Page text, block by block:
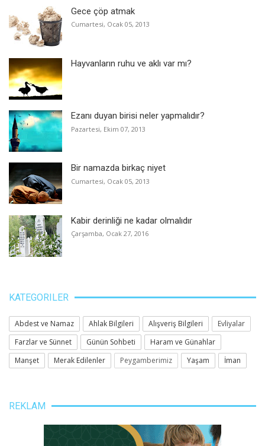
Gece çöp atmak
Cumartesi, Ocak 05, 2013
Hayvanların ruhu ve aklı var mı?
Ezanı duyan birisi neler yapmalıdır?
Pazartesi, Ekim 07, 2013
Bir namazda birkaç niyet
Cumartesi, Ocak 05, 2013
Kabir derinliği ne kadar olmalıdır
Çarşamba, Ocak 27, 2016
KATEGORILER
Abdest ve Namaz Ahlak Bilgileri Alışveriş Bilgileri
Evliyalar
Farzlar ve Sünnet
Günün Sohbeti
Haram ve Günahlar
Manşet
Merak Edilenler Peygamberimiz Yaşam İman
REKLAM